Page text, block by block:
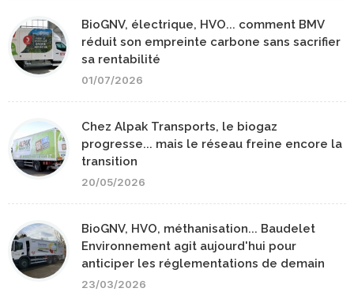
BioGNV, électrique, HVO... comment BMV
réduit son empreinte carbone sans sacrifier
sa rentabilité
01/07/2026
Chez Alpak Transports, le biogaz
progresse... mais le réseau freine encore la
transition
20/05/2026
BioGNV, HVO, méthanisation... Baudelet
Environnement agit aujourd'hui pour
anticiper les réglementations de demain
23/03/2026